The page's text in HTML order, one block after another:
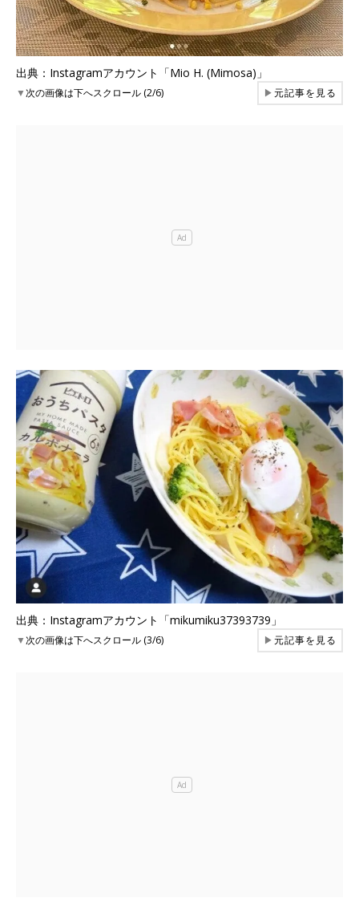
出典：Instagramアカウント「Mio H. (Mimosa)」
▼次の画像は下へスクロール (2/6) ▶元記事を見る
出典：Instagramアカウント「mikumiku37393739」
▼次の画像は下へスクロール (3/6) ▶元記事を見る